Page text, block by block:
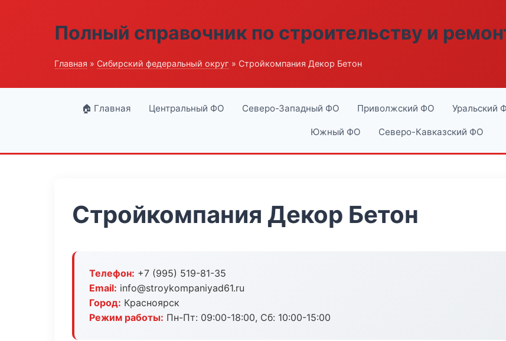
Полный справочник по строительству и
Главная » Сибирский федеральный округ » Стройкомпания Декор Бетон
🏠 Главная Центральный ФО Северо-Западный ФО Приволжский ФО Уральский
Южный ФО Северо-Кавказский ФО
Стройкомпания Декор Бетон
Телефон: +7 (995) 519-81-35
Email: info@stroykompaniyad61.ru
Город: Красноярск
Режим работы: Пн-Пт: 09:00-18:00, Сб: 10:00-15:00